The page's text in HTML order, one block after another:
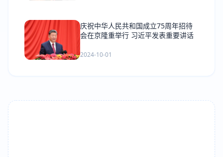
庆祝中华人民共和国成立75周年招待
会在京隆重举行 习近平发表重要讲话
2024-10-01